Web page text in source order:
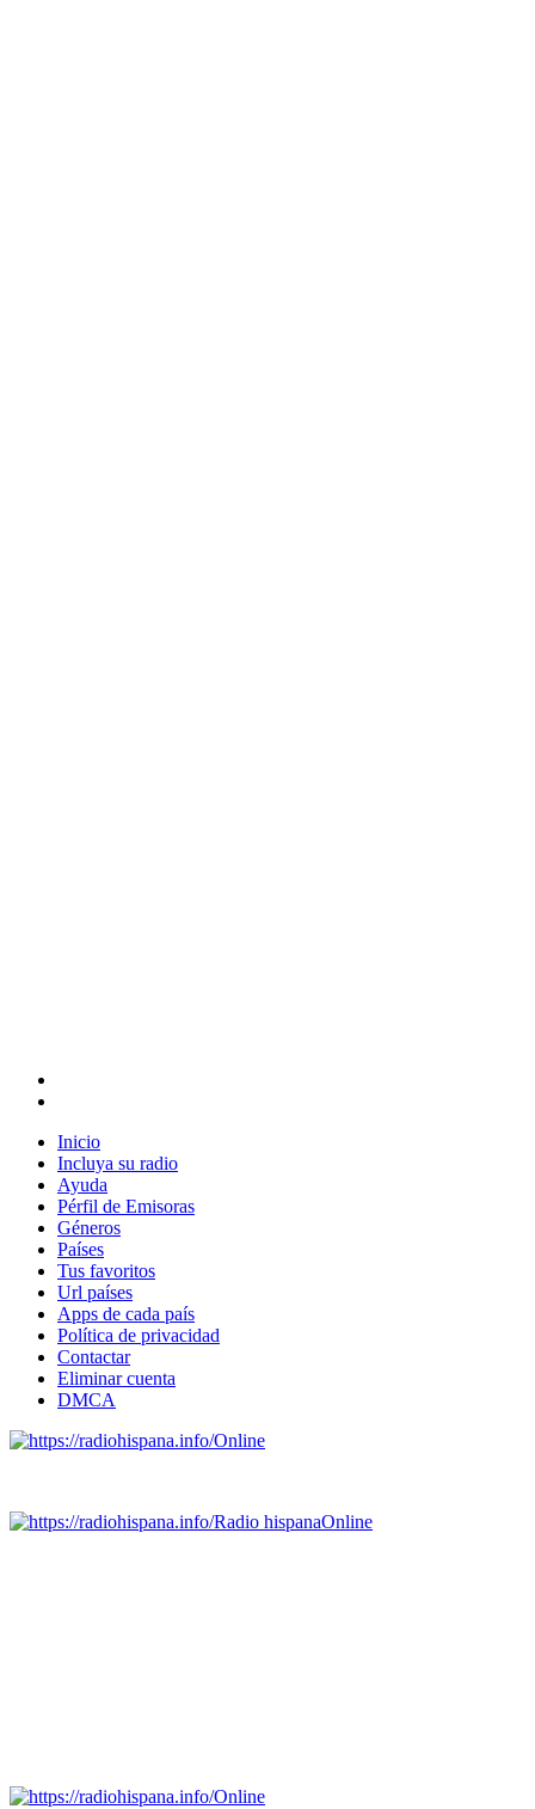
Inicio
Incluya su radio
Ayuda
Pérfil de Emisoras
Géneros
Países
Tus favoritos
Url países
Apps de cada país
Política de privacidad
Contactar
Eliminar cuenta
DMCA
Online
Radio hispanaOnline
Online